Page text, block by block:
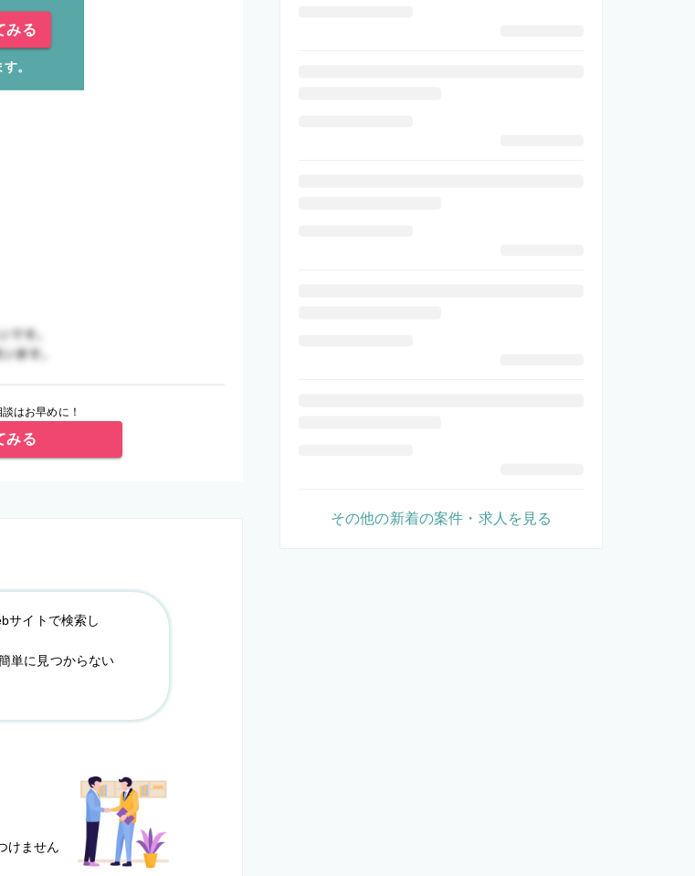
みる
。
はお早めに！
みる
サイトで検索し
単に見つからない
けません
その他の新着の案件・求人を見る